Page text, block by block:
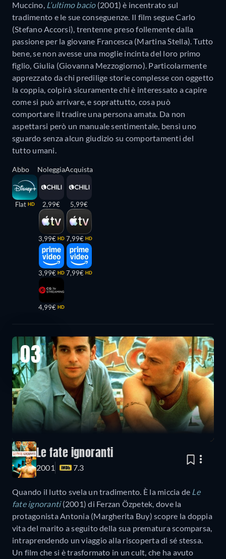
Muccino, L’ultimo bacio(2001) è incentrato sul
tradimento e le sue conseguenze. Il film segue Carlo
(Stefano Accorsi), trentenne preso follemente dalla
passione per la giovane Francesca (Martina Stella). Tutto
bene, se non avesse una moglie incinta del loro primo
figlio, Giulia (Giovanna Mezzogiorno). Particolarmente
apprezzato da chi predilige storie complesse con oggetto
la coppia, colpirà sicuramente chi è interessato a capire
come si può arrivare, e soprattutto, cosa può
comportare il tradire una persona amata. Da non
aspettarsi però un manuale sentimentale, bensì uno
sguardo senza alcun giudizio su comportamenti del
tutto umani.
Abbo
Flat HD
Noleggia
2,99€
3,99€ HD
3,99€ HD
4,99€ HD
Acquista
5,99€
7,99€ HD
7,99€ HD
03
Le fate ignoranti
2001 7.3
Quando il lutto svela un tradimento. È la miccia de Le
fate ignoranti (2001) di Ferzan Özpetek, dove la
protagonista Antonia (Margherita Buy) scopre la doppia
vita del marito a seguito della sua prematura scomparsa,
intraprendendo un viaggio alla riscoperta di sé stessa.
Un film che si è trasformato in un cult, che ha avuto